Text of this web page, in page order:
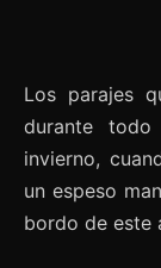
Los parajes
durante
invierno,
un espeso
bordo de este